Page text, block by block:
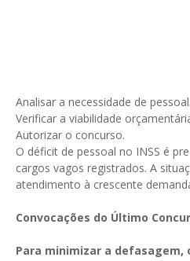
Analisar a necessidade de pessoal.
Verificar a viabilidade
Autorizar o concurso.
O déficit de pessoal no INSS é
cargos vagos registrados. A
atendimento à crescente
Convocações do Último
Para minimizar a defasagem,